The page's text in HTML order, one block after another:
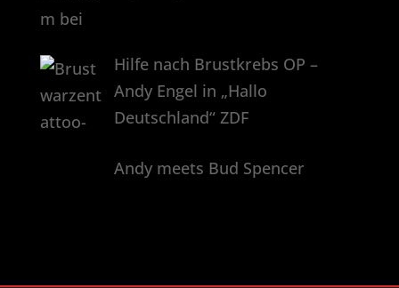
Hilfe nach Brustkrebs OP –
Andy Engel in „Hallo
Deutschland“ ZDF
Andy meets Bud Spencer